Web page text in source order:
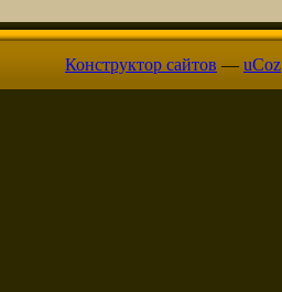
Конструктор сайтов — uCoz